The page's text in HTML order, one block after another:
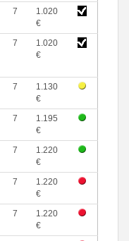
7
1.020
€
7
1.020
€
7
1.130
€
7
1.195
€
7
1.220
€
7
1.220
€
7
1.220
€